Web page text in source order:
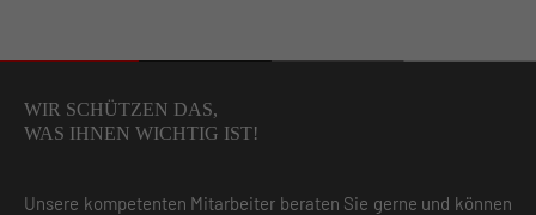
WIR SCHÜTZEN DAS,
WAS IHNEN WICHTIG IST!
Unsere kompetenten Mitarbeiter beraten Sie gerne und können